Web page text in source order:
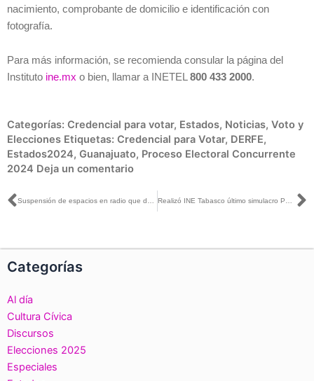
nacimiento, comprobante de domicilio e identificación con
fotografía.
Para más información, se recomienda consular la página del
Instituto ine.mx o bien, llamar a INETEL800 433 2000.
Categorías: Credencial para votar, Estados, Noticias, Voto y
Elecciones Etiquetas: Credencial para Votar, DERFE,
Estados2024, Guanajuato, Proceso Electoral Concurrente
2024 Deja un comentario
Ant
Categorías
Al día
Cultura Cívica
Discursos
Elecciones 2025
Especiales